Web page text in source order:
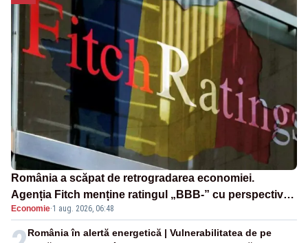
România a scăpat de retrogradarea economiei.
Agenția Fitch menține ratingul „BBB-” cu perspectivă
negativă
Economie·1 aug. 2026, 06:48
România în alertă energetică | Vulnerabilitatea de pe